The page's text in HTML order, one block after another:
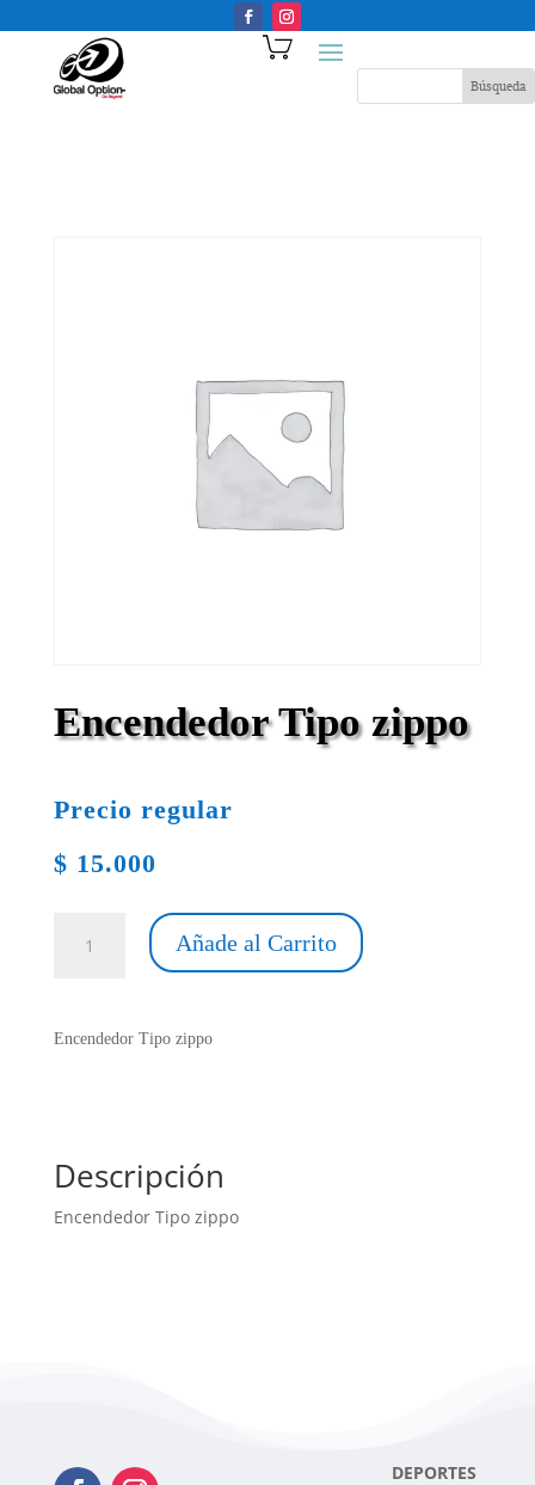
Encendedor Tipo zippo
Precio regular
$ 15.000
Añade al Carrito
Encendedor Tipo zippo
Descripción
Encendedor Tipo zippo
DEPORTES